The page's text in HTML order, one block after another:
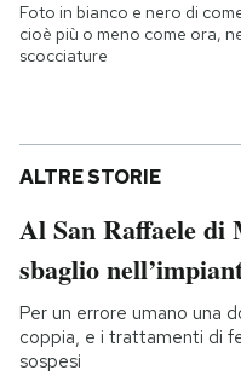
Foto in bianco e nero di
cioè più o meno come ora,
scocciature
ALTRE STORIE
Al San Raffaele di
sbaglio
Per un errore umano una
coppia, e i trattamenti di
sospesi